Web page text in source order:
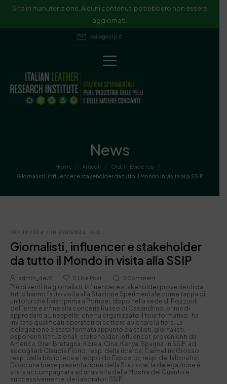
Sito in manutenzione. Alcuni contenuti potrebbero non essere
aggiornati.
ssip@ssip.it
News
Home / Articoli / Old In Evidenza
/
Giornalisti, influencer e stakeholder da tutto il Mondo in visita alla SSIP
SEP 19 2024 / IN EVIDENZA, OLD
Giornalisti, influencer e stakeholder
da tutto il Mondo in visita alla SSIP
admin_dev2 0 Like Post 0 Comment
Più di venti tra giornalisti, influencer e stakeholder provenienti da
tutto hanno fatto visita alla Stazione Sperimentale come tappa di
un torur che li visti prima a Pompei, dopo nella sede di Pozzuoli
dell’ente e infine alla conceria Russo di Casandrino, prima di
approdare a Lineapelle, che ha organizzato il tour formativo. ha
invitato qualificati operatori di settore a visitare la fiera. La
delegazione è stata formata appunto da stilisti, giornalisti,
esponenti istituzionali, stakeholder, influencer, provenienti da
America, Gran Bretagna, Korea, Cina, Kenya, Spagna. In SSIP, ad
accoglierli Claudia Florio, resp. della ricerca; Carmelina Grosso,
resp. della biblioteca e Leopoldo Esposito, resp. dei laboratori.
Dopo una breve presentazione della Stazione, la delegazione è
stata accompagnata ad una visita della Mostra del Guanto e
successivamente, dei laboratori SSIP.